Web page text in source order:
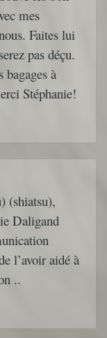
mes
Faites lui
pas déçu.
à
Stéphanie!
(shiatsu),
Daligand
l’avoir aidé à
..